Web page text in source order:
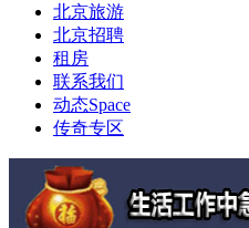
北京旅游
北京招聘
租房
联系我们
动态Space
传奇专区